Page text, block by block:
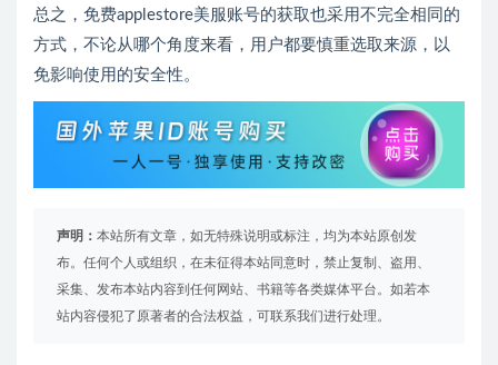
总之，免费applestore美服账号的获取也采用不完全相同的
方式，不论从哪个角度来看，用户都要慎重选取来源，以
免影响使用的安全性。
声明： 本站所有文章，如无特殊说明或标注，均为本站原创发
布。任何个人或组织，在未征得本站同意时，禁止复制、盗用、
采集、发布本站内容到任何网站、书籍等各类媒体平台。如若本
站内容侵犯了原著者的合法权益，可联系我们进行处理。